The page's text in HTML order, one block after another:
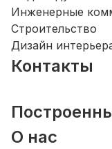
Инженерные
Строительство
Дизайн
Контакты
О нас